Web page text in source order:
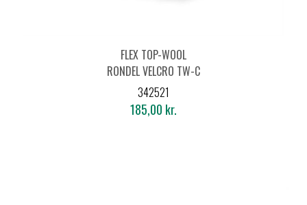
FLEX TOP-WOOL
RONDEL VELCRO TW-C
Ø150
342521
185,00 kr.